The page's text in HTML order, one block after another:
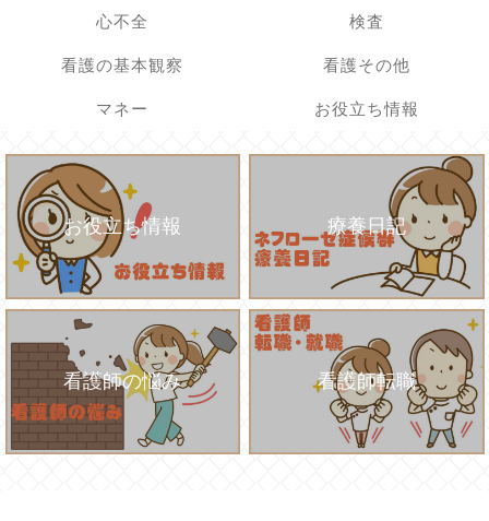
心不全 検査
看護の基本観察 看護その他
マネー お役立ち情報
お役立ち情報 療養日記
看護師の悩み 看護師転職